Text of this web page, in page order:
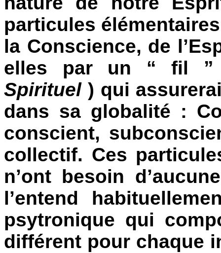
particules
la Conscience, de
elles par un “ fil ”
Spirituel) qui
dans sa globalité :
conscient,
collectif. Ces
n’ont besoin
l’entend
psytronique qui
différent pour chaque